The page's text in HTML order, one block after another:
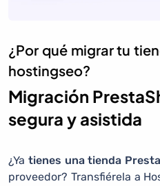
¿Por qué migrar tu
hostingseo?
Migración
segura y asistida
¿Ya tienes una tienda
proveedor? Transfiérela a